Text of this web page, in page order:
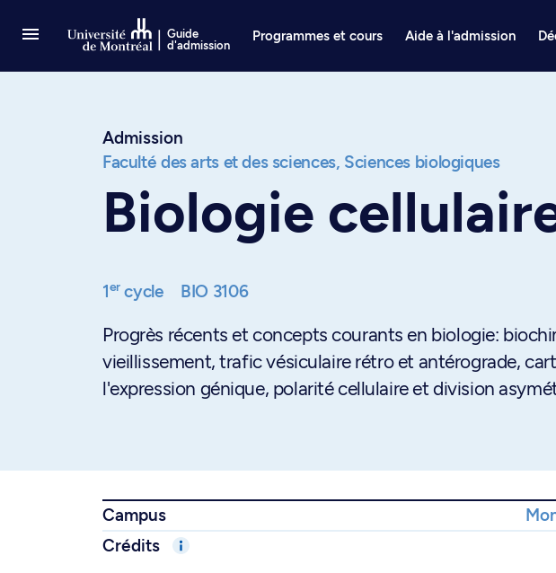
Guide
d'admission
Programmes et cours Aide à l'admission
Admission
Faculté des arts et des sciences, Sciences biologiques
Biologie
1ercycle BIO 3106
Progrès récents et concepts courants en biologie:
vieillissement, trafic vésiculaire rétro et antérograde,
l'expression génique, polarité cellulaire et division
Campus
Crédits